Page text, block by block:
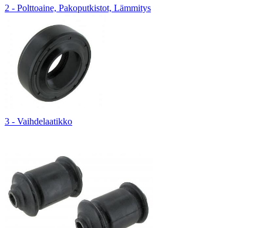
2 - Polttoaine, Pakoputkistot, Lämmitys
3 - Vaihdelaatikko